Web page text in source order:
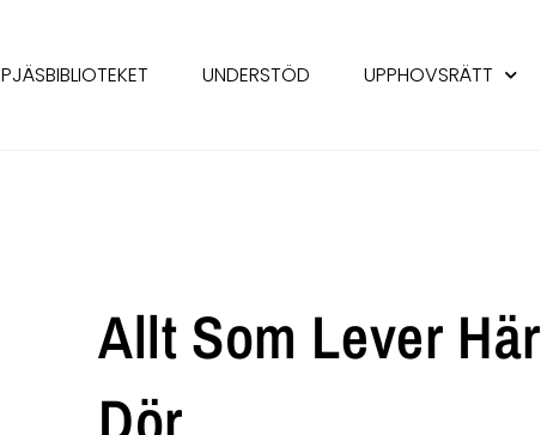
PJÄSBIBLIOTEKET UNDERSTÖD UPPHOVSRÄTT
Allt Som Lever Här